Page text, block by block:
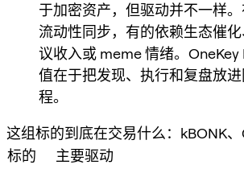
于加密资产，但驱动并不一样。
流动性同步，有的依赖生态催
议收入或 meme 情绪。OneKey
值在于把发现、执行和复盘放
程。
这组标的到底在交易什么：kBONK、
标的
主要驱动